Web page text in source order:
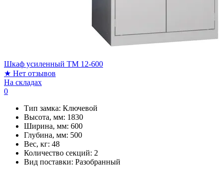
Шкаф усиленный ТМ 12-600
★ Нет отзывов
На складах
0
Тип замка: Ключевой
Высота, мм: 1830
Ширина, мм: 600
Глубина, мм: 500
Вес, кг: 48
Количество секций: 2
Вид поставки: Разобранный